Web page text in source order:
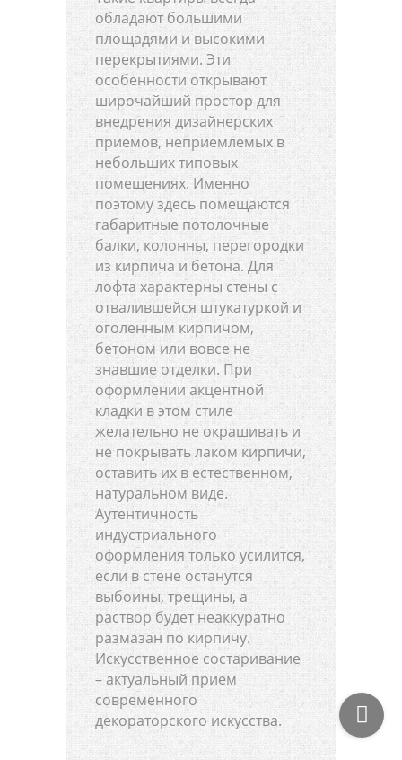
обладают большими
площадями и высокими
перекрытиями. Эти
особенности открывают
широчайший простор для
внедрения дизайнерских
приемов, неприемлемых в
небольших типовых
помещениях. Именно
поэтому здесь помещаются
габаритные потолочные
балки, колонны, перегородки
из кирпича и бетона. Для
лофта характерны стены с
отвалившейся штукатуркой и
оголенным кирпичом,
бетоном или вовсе не
знавшие отделки. При
оформлении акцентной
кладки в этом стиле
желательно не окрашивать и
не покрывать лаком кирпичи,
оставить их в естественном,
натуральном виде.
Аутентичность
индустриального
оформления только усилится,
если в стене останутся
выбоины, трещины, а
раствор будет неаккуратно
размазан по кирпичу.
Искусственное состаривание
– актуальный прием
современного
декораторского искусства.